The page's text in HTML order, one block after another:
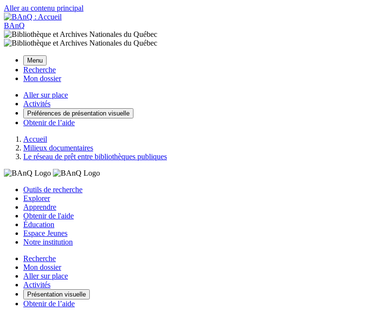
Aller au contenu principal
BAnQ
Menu
Recherche
Mon dossier
Aller sur place
Activités
Préférences de présentation visuelle
Obtenir de l’aide
Accueil
Milieux documentaires
Le réseau de prêt entre bibliothèques publiques
Outils de recherche
Explorer
Apprendre
Obtenir de l'aide
Éducation
Espace Jeunes
Notre institution
Recherche
Mon dossier
Aller sur place
Activités
Présentation visuelle
Obtenir de l’aide